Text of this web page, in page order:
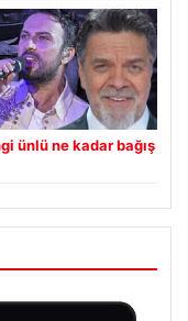
ünlü ne kadar bağış